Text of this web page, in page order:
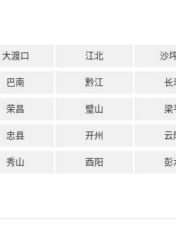
大渡口 江北 沙
巴南 黔江 长
荣昌 璧山 梁
忠县 开州 云
秀山 酉阳 彭